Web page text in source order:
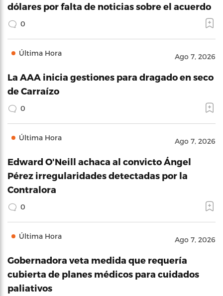
dólares por falta de noticias sobre el acuerdo
0
Última Hora Ago 7, 2026
La AAA inicia gestiones para dragado en seco
de Carraízo
0
Última Hora Ago 7, 2026
Edward O'Neill achaca al convicto Ángel
Pérez irregularidades detectadas por la
Contralora
0
Última Hora Ago 7, 2026
Gobernadora veta medida que requería
cubierta de planes médicos para cuidados
paliativos